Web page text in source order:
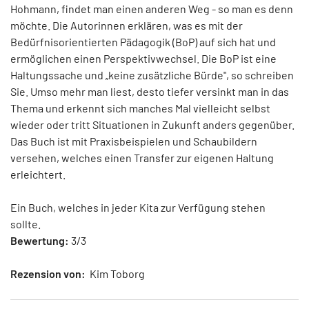
Hohmann, findet man einen anderen Weg - so man es denn
möchte. Die Autorinnen erklären, was es mit der
Bedürfnisorientierten Pädagogik (BoP) auf sich hat und
ermöglichen einen Perspektivwechsel. Die BoP ist eine
Haltungssache und „keine zusätzliche Bürde", so schreiben
Sie. Umso mehr man liest, desto tiefer versinkt man in das
Thema und erkennt sich manches Mal vielleicht selbst
wieder oder tritt Situationen in Zukunft anders gegenüber.
Das Buch ist mit Praxisbeispielen und Schaubildern
versehen, welches einen Transfer zur eigenen Haltung
erleichtert.
Ein Buch, welches in jeder Kita zur Verfügung stehen
sollte.
Bewertung: 3/3
Rezension von: Kim Toborg